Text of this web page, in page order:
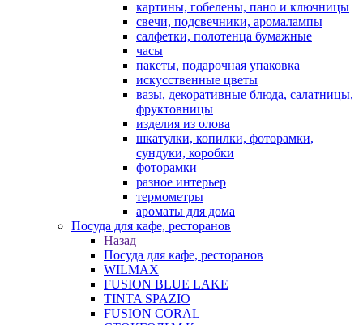
картины, гобелены, пано и ключницы
свечи, подсвечники, аромалампы
салфетки, полотенца бумажные
часы
пакеты, подарочная упаковка
искусственные цветы
вазы, декоративные блюда, салатницы,
фруктовницы
изделия из олова
шкатулки, копилки, фоторамки,
сундуки, коробки
фоторамки
разное интерьер
термометры
ароматы для дома
Посуда для кафе, ресторанов
Назад
Посуда для кафе, ресторанов
WILMAX
FUSION BLUE LAKE
TINTA SPAZIO
FUSION CORAL